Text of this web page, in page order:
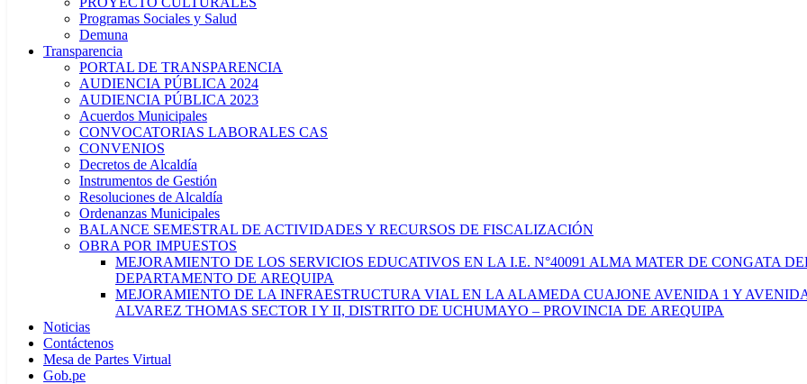
Programas Sociales y Salud
Demuna
Transparencia
PORTAL DE TRANSPARENCIA
AUDIENCIA PÚBLICA 2024
AUDIENCIA PÚBLICA 2023
Acuerdos Municipales
CONVOCATORIAS LABORALES CAS
CONVENIOS
Decretos de Alcaldía
Instrumentos de Gestión
Resoluciones de Alcaldía
Ordenanzas Municipales
BALANCE SEMESTRAL DE ACTIVIDADES Y RECURSOS DE FISCALIZACIÓN
OBRA POR IMPUESTOS
MEJORAMIENTO DE LOS SERVICIOS EDUCATIVOS EN LA I.E. N°40091 ALMA MATER DE CONGATA
DEPARTAMENTO DE AREQUIPA
MEJORAMIENTO DE LA INFRAESTRUCTURA VIAL EN LA ALAMEDA CUAJONE AVENIDA 1 Y
ALVAREZ THOMAS SECTOR I Y II, DISTRITO DE UCHUMAYO – PROVINCIA DE AREQUIPA
Noticias
Contáctenos
Mesa de Partes Virtual
Gob.pe